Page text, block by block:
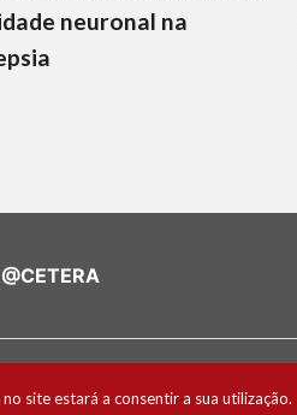
neuronal na
@CETERA
site estará a consentir a sua utilização.